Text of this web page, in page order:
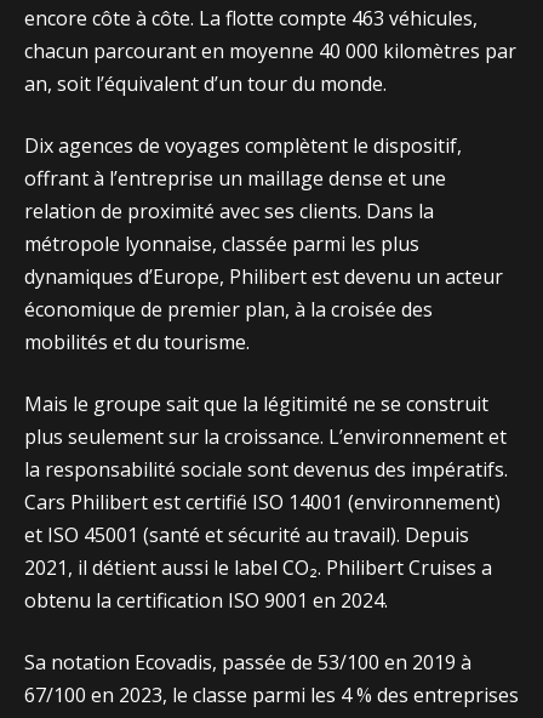
encore côte à côte. La flotte compte 463 véhicules,
chacun parcourant en moyenne 40 000 kilomètres par
an, soit l’équivalent d’un tour du monde.
Dix agences de voyages complètent le dispositif,
offrant à l’entreprise un maillage dense et une
relation de proximité avec ses clients. Dans la
métropole lyonnaise, classée parmi les plus
dynamiques d’Europe, Philibert est devenu un acteur
économique de premier plan, à la croisée des
mobilités et du tourisme.
Mais le groupe sait que la légitimité ne se construit
plus seulement sur la croissance. L’environnement et
la responsabilité sociale sont devenus des impératifs.
Cars Philibert est certifié ISO 14001 (environnement)
et ISO 45001 (santé et sécurité au travail). Depuis
2021, il détient aussi le label CO₂. Philibert Cruises a
obtenu la certification ISO 9001 en 2024.
Sa notation Ecovadis, passée de 53/100 en 2019 à
67/100 en 2023, le classe parmi les 4 % des entreprises